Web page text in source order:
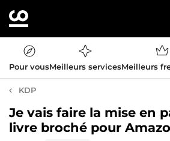
Pour vousMeilleurs servicesMeilleurs
KDP
Je vais faire la mise en
livre broché pour